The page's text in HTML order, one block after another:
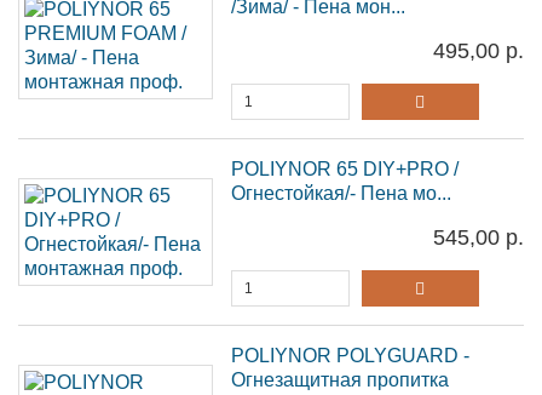
/Зима/ - Пена мон...
495,00 р.
POLIYNOR 65 DIY+PRO /
Огнестойкая/- Пена мо...
545,00 р.
POLIYNOR POLYGUARD -
Огнезащитная пропитка